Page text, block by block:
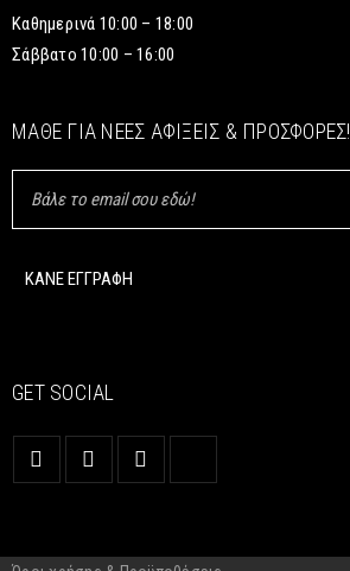
Καθημερινά 10:00 – 18:00
Σάββατο 10:00 – 16:00
ΜΆΘΕ ΓΙΑ ΝΈΕΣ ΑΦΊΞΕΙΣ & ΠΡΟΣΦΟΡΈΣ!
GET SOCIAL